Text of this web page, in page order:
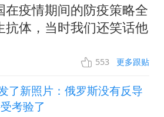
在疫情期间的防疫策略全
抗体，当时我们还笑话他
553 更多跟贴
了新照片：俄罗斯没有反导
考验了